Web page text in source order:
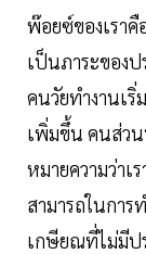
พ๊อยซ์ของเรา
เป็นภาระของป
คนวัยทำงานเริ่
เพิ่มขึ้น คนส่ว
หมายความว่าเ
สามารถในการ
เกษียณที่ไม่มีป